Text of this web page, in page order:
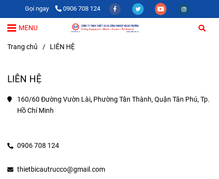
Gọi ngay 0906 708 124
MENU
Trang chủ / LIÊN HỆ
LIÊN HỆ
160/60 Đường Vườn Lài, Phường Tân Thành, Quận Tân Phú, Tp.
Hồ Chí Minh
0906 708 124
thietbicautrucco@gmail.com